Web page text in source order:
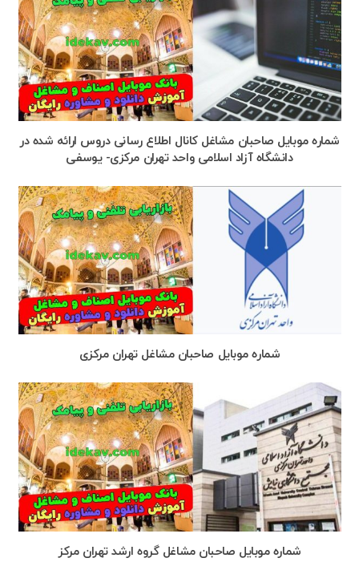
شماره موبایل صاحبان مشاغل کانال اطلاع رسانی دروس ارائه شده در
دانشگاه آزاد اسلامی واحد تهران مرکزی- یوسفی
شماره موبایل صاحبان مشاغل تهران مرکزی
شماره موبایل صاحبان مشاغل گروه ارشد تهران مرکز